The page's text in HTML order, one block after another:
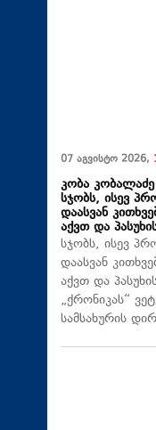
07 აგვისტო 2026,
კობა კობალაძე
სჯობს, ისევ
დაასვან
აქვთ და
სჯობს, ისევ
დაასვან
აქვთ და
„ქრონიკას“
სამსახურის